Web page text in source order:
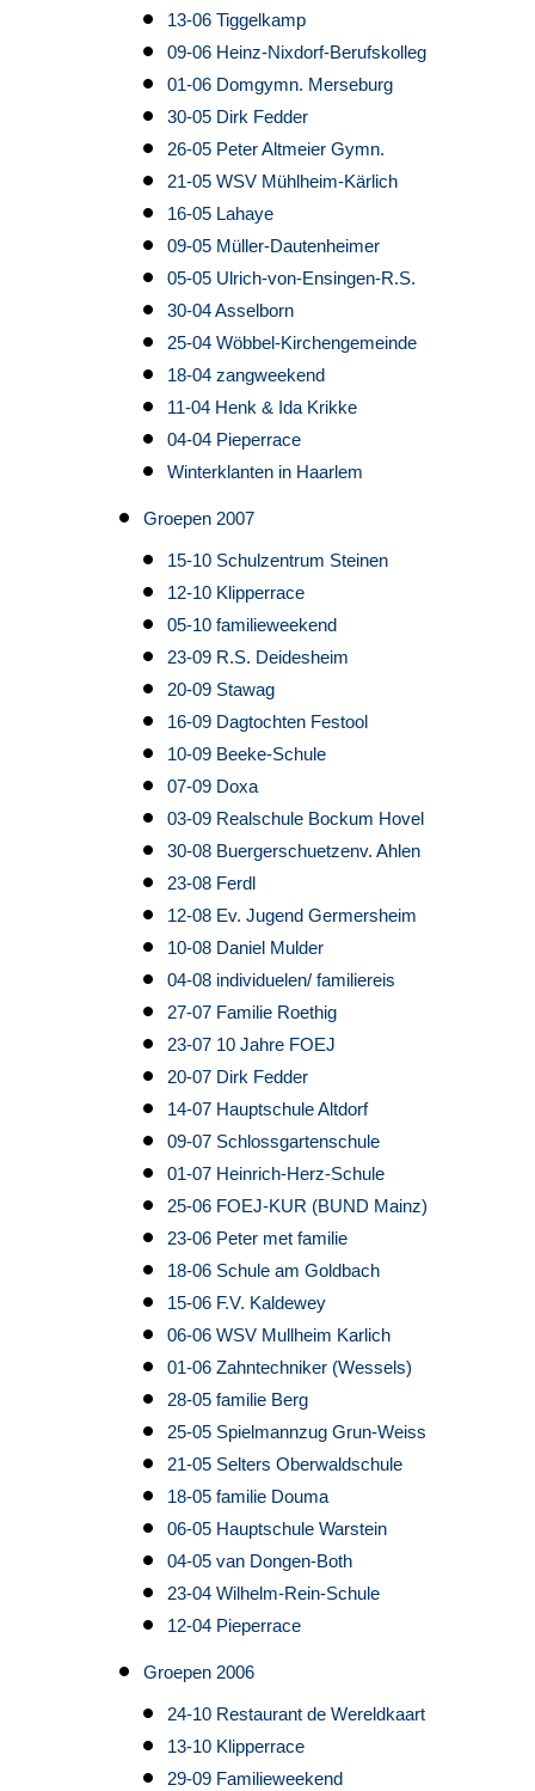
13-06 Tiggelkamp
09-06 Heinz-Nixdorf-Berufskolleg
01-06 Domgymn. Merseburg
30-05 Dirk Fedder
26-05 Peter Altmeier Gymn.
21-05 WSV Mühlheim-Kärlich
16-05 Lahaye
09-05 Müller-Dautenheimer
05-05 Ulrich-von-Ensingen-R.S.
30-04 Asselborn
25-04 Wöbbel-Kirchengemeinde
18-04 zangweekend
11-04 Henk & Ida Krikke
04-04 Pieperrace
Winterklanten in Haarlem
Groepen 2007
15-10 Schulzentrum Steinen
12-10 Klipperrace
05-10 familieweekend
23-09 R.S. Deidesheim
20-09 Stawag
16-09 Dagtochten Festool
10-09 Beeke-Schule
07-09 Doxa
03-09 Realschule Bockum Hovel
30-08 Buergerschuetzenv. Ahlen
23-08 Ferdl
12-08 Ev. Jugend Germersheim
10-08 Daniel Mulder
04-08 individuelen/ familiereis
27-07 Familie Roethig
23-07 10 Jahre FOEJ
20-07 Dirk Fedder
14-07 Hauptschule Altdorf
09-07 Schlossgartenschule
01-07 Heinrich-Herz-Schule
25-06 FOEJ-KUR (BUND Mainz)
23-06 Peter met familie
18-06 Schule am Goldbach
15-06 F.V. Kaldewey
06-06 WSV Mullheim Karlich
01-06 Zahntechniker (Wessels)
28-05 familie Berg
25-05 Spielmannzug Grun-Weiss
21-05 Selters Oberwaldschule
18-05 familie Douma
06-05 Hauptschule Warstein
04-05 van Dongen-Both
23-04 Wilhelm-Rein-Schule
12-04 Pieperrace
Groepen 2006
24-10 Restaurant de Wereldkaart
13-10 Klipperrace
29-09 Familieweekend